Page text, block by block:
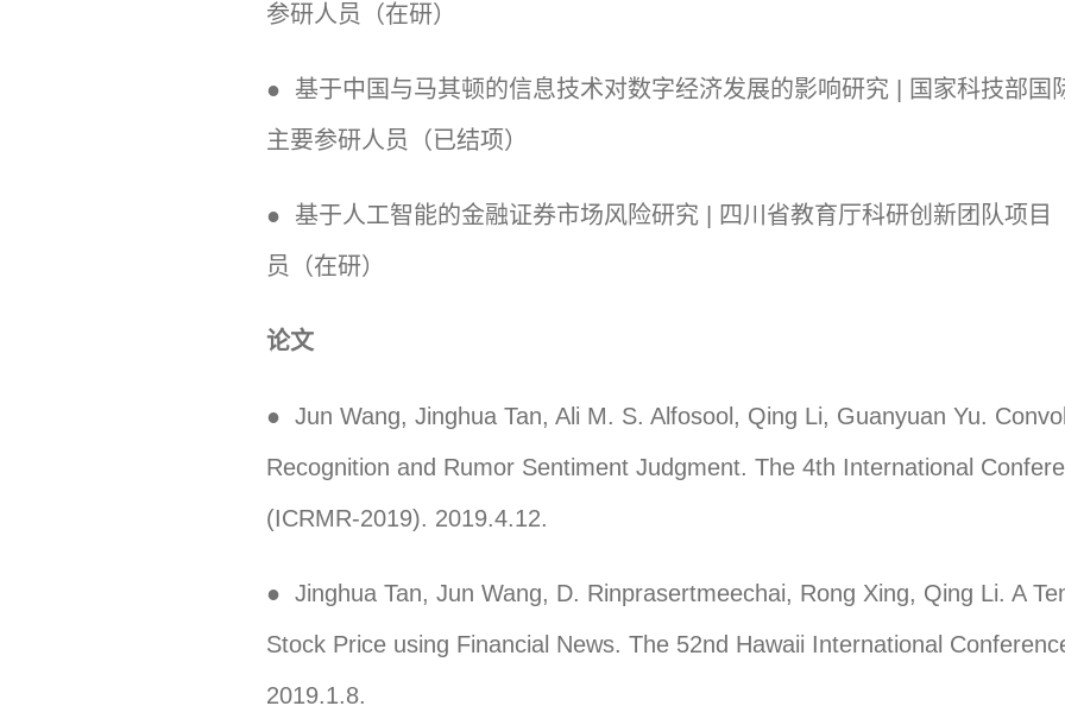
参研人员（在研）
● 基于中国与马其顿的信息技术对数字经济发展的影响研究 | 国家科技部
主要参研人员（已结项）
● 基于人工智能的金融证券市场风险研究 | 四川省教育厅科研创新团队项
员（在研）
论文
● Jun Wang, Jinghua Tan, Ali M. S. Alfosool, Qing Li, Guanyuan Yu.
Recognition and Rumor Sentiment Judgment. The 4th International
(ICRMR-2019). 2019.4.12.
● Jinghua Tan, Jun Wang, D. Rinprasertmeechai, Rong Xing, Qing Li. A
Stock Price using Financial News. The 52nd Hawaii International
2019.1.8.